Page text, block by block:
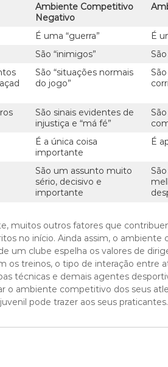
Ambiente Competitivo
Negativo
É uma “guerra”
É
São “inimigos”
São “situações normais
do jogo”
São sinais evidentes de
injustiça e “má fé”
É a única coisa
importante
É
São um assunto muito
sério, decisivo e
importante
muitos outros fatores que
no início. Ainda assim, o
um clube espelha os valores de
os treinos, o tipo de interação entre
técnicas e demais agentes
o ambiente competitivo dos seus
pode trazer aos seus praticantes.